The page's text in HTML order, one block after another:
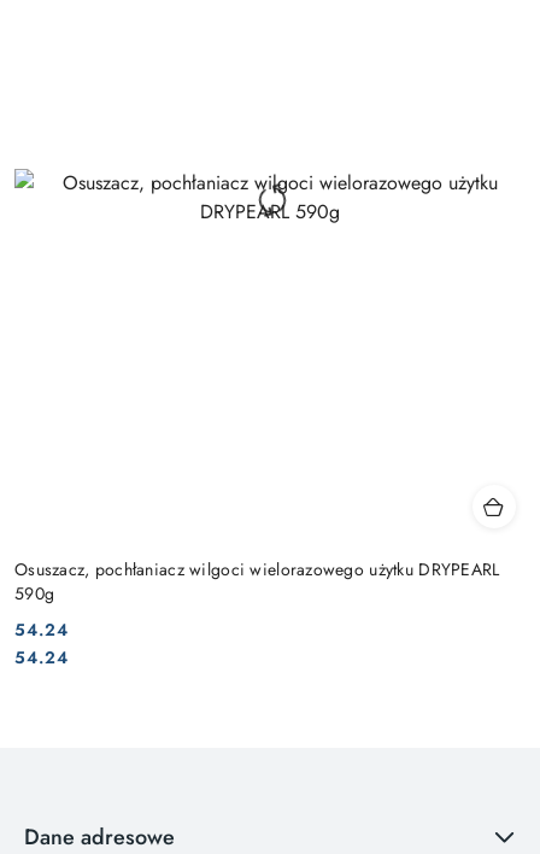
Osuszacz, pochłaniacz wilgoci wielorazowego użytku DRYPEARL
590g
Cena:
54.24
Cena:
54.24
Dane adresowe